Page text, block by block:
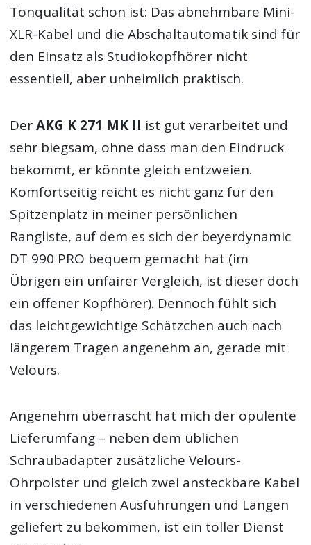
Tonqualität schon ist: Das abnehmbare Mini-
XLR-Kabel und die Abschaltautomatik sind für
den Einsatz als Studiokopfhörer nicht
essentiell, aber unheimlich praktisch.
DerAKG K 271 MK II ist gut verarbeitet und
sehr biegsam, ohne dass man den Eindruck
bekommt, er könnte gleich entzweien.
Komfortseitig reicht es nicht ganz für den
Spitzenplatz in meiner persönlichen
Rangliste, auf dem es sich der beyerdynamic
DT 990 PRO bequem gemacht hat (im
Übrigen ein unfairer Vergleich, ist dieser doch
ein offener Kopfhörer). Dennoch fühlt sich
das leichtgewichtige Schätzchen auch nach
längerem Tragen angenehm an, gerade mit
Velours.
Angenehm überrascht hat mich der opulente
Lieferumfang – neben dem üblichen
Schraubadapter zusätzliche Velours-
Ohrpolster und gleich zwei ansteckbare Kabel
in verschiedenen Ausführungen und Längen
geliefert zu bekommen, ist ein toller Dienst